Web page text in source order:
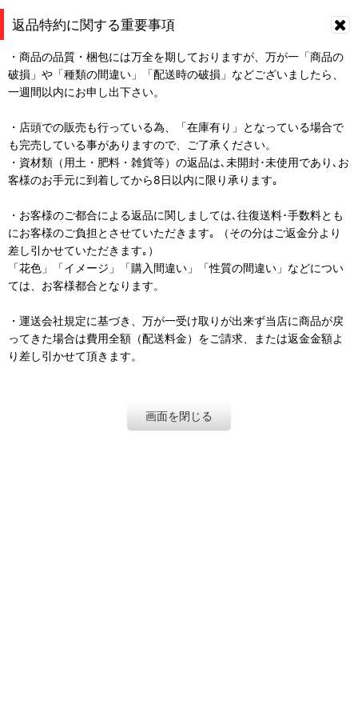
返品特約に関する重要事項
・商品の品質・梱包には万全を期しておりますが、万が一「商品の
破損」や「種類の間違い」「配送時の破損」などございましたら、
一週間以内にお申し出下さい。
・店頭での販売も行っている為、「在庫有り」となっている場合で
も完売している事がありますので、ご了承ください。
・資材類（用土・肥料・雑貨等）の返品は､未開封･未使用であり､お
客様のお手元に到着してから8日以内に限り承ります｡
・お客様のご都合による返品に関しましては､往復送料･手数料とも
にお客様のご負担とさせていただきます｡ （その分はご返金分より
差し引かせていただきます｡）
「花色」「イメージ」「購入間違い」「性質の間違い」などについ
ては、お客様都合となります。
・運送会社規定に基づき、万が一受け取りが出来ず当店に商品が戻
ってきた場合は費用全額（配送料金）をご請求、または返金金額よ
り差し引かせて頂きます。
画面を閉じる